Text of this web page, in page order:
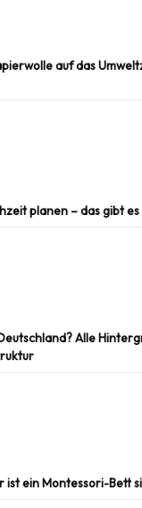
auf das
planen – das gibt
Alle
ist ein Montessori-Bett